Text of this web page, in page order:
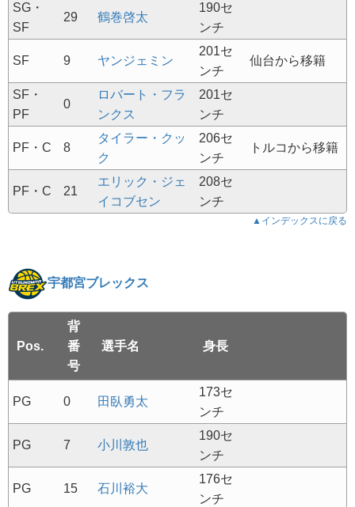
SG・
SF
29 鶴巻啓太
190セ
ンチ
SF 9 ヤンジェミン
201セ
ンチ
仙台から移籍
SF・
PF
0
ロバート・フラ
ンクス
201セ
ンチ
PF・C 8
タイラー・クッ
ク
206セ
ンチ
トルコから移籍
PF・C 21
エリック・ジェ
イコブセン
208セ
ンチ
▲インデックスに戻る
宇都宮ブレックス
Pos.
背
番
号
選手名 身長
PG 0 田臥勇太
173セ
ンチ
PG 7 小川敦也
190セ
ンチ
PG 15 石川裕大
176セ
ンチ